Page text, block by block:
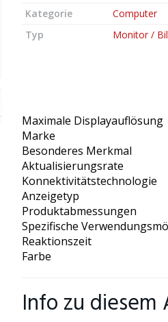
Kategorie
Computer
Typ
Monitor /
Maximale Displayauflösung
Marke
Besonderes Merkmal
Aktualisierungsrate
Konnektivitätstechnologie
Anzeigetyp
Produktabmessungen
Spezifische
Reaktionszeit
Farbe
Info zu diesem